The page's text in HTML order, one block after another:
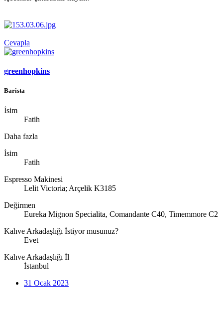
Cevapla
greenhopkins
Barista
İsim
Fatih
Daha fazla
İsim
Fatih
Espresso Makinesi
Lelit Victoria; Arçelik K3185
Değirmen
Eureka Mignon Specialita, Comandante C40, Timemmore C2
Kahve Arkadaşlığı İstiyor musunuz?
Evet
Kahve Arkadaşlığı İl
İstanbul
31 Ocak 2023